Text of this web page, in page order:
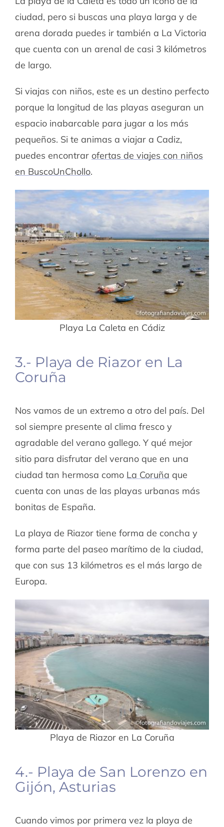
ciudad, pero si buscas una playa larga y de
arena dorada puedes ir también a La Victoria
que cuenta con un arenal de casi 3 kilómetros
de largo.
Si viajas con niños, este es un destino perfecto
porque la longitud de las playas aseguran un
espacio inabarcable para jugar a los más
pequeños. Si te animas a viajar a Cadiz,
puedes encontrar ofertas de viajes con niños
en BuscoUnChollo.
Playa La Caleta en Cádiz
3.- Playa de Riazor en La
Coruña
Nos vamos de un extremo a otro del país. Del
sol siempre presente al clima fresco y
agradable del verano gallego. Y qué mejor
sitio para disfrutar del verano que en una
ciudad tan hermosa como La Coruña que
cuenta con unas de las playas urbanas más
bonitas de España.
La playa de Riazor tiene forma de concha y
forma parte del paseo marítimo de la ciudad,
que con sus 13 kilómetros es el más largo de
Europa.
Playa de Riazor en La Coruña
4.- Playa de San Lorenzo en
Gijón, Asturias
Cuando vimos por primera vez la playa de